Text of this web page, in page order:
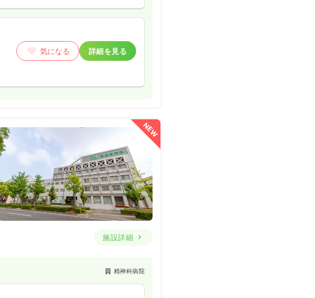
気になる 詳細を見る
NEW
施設詳細
精神科病院